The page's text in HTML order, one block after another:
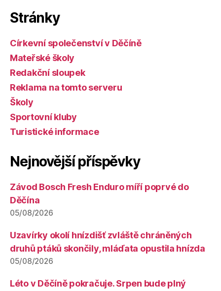
Stránky
Církevní společenství v Děčíně
Mateřské školy
Redakční sloupek
Reklama na tomto serveru
Školy
Sportovní kluby
Turistické informace
Nejnovější příspěvky
Závod Bosch Fresh Enduro míří poprvé do
Děčína
05/08/2026
Uzavírky okolí hnízdišť zvláště chráněných
druhů ptáků skončily, mláďata opustila hnízda
05/08/2026
Léto v Děčíně pokračuje. Srpen bude plný